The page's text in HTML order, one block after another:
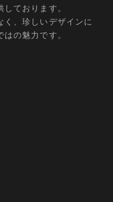
ております。
、珍しいデザインに
の魅力です。